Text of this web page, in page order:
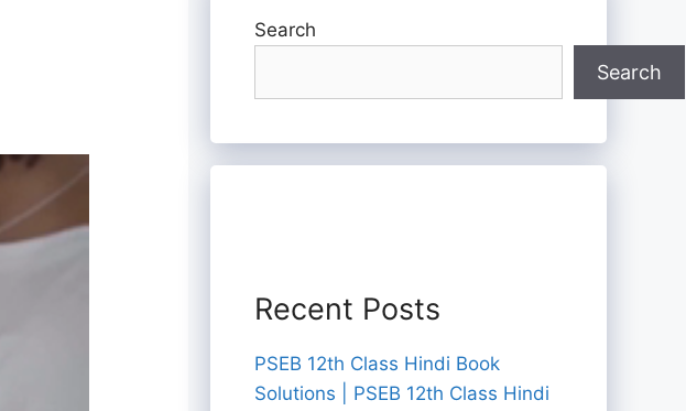
Search
Search
Recent Posts
PSEB 12th Class Hindi Book
Solutions | PSEB 12th Class Hindi